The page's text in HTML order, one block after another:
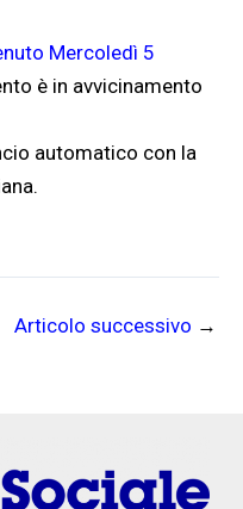
Mercoledì 5
è in avvicinamento
automatico con la
Articolo successivo →